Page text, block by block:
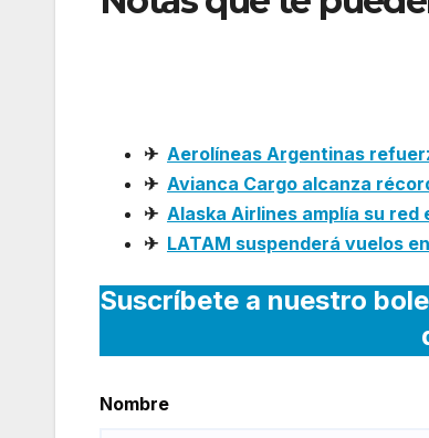
✈ Aerolíneas Argentinas
✈ Avianca Cargo alcanza
✈ Alaska Airlines amplía su
✈ LATAM suspenderá vuelos
Suscríbete a nuestro
Nombre